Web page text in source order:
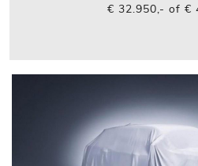
€ 32.950,- of €